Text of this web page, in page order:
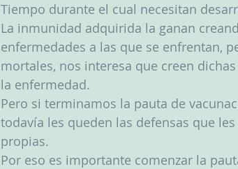
Tiempo durante el cual necesitan
La inmunidad adquirida la ganan
enfermedades a las que se enfrentan,
mortales, nos interesa que creen
la enfermedad.
Pero si terminamos la pauta de
todavía les queden las defensas que
propias.
Por eso es importante comenzar la